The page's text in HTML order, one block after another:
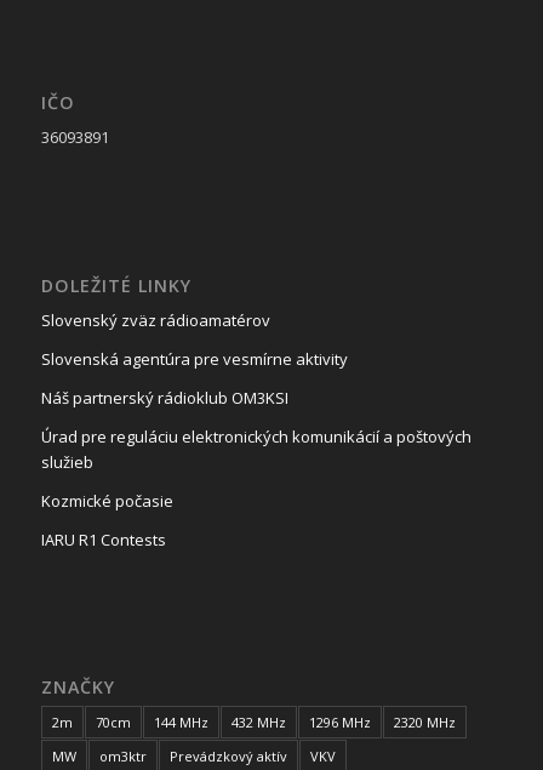
IČO
36093891
DOLEŽITÉ LINKY
Slovenský zväz rádioamatérov
Slovenská agentúra pre vesmírne aktivity
Náš partnerský rádioklub OM3KSI
Úrad pre reguláciu elektronických komunikácií a poštových
služieb
Kozmické počasie
IARU R1 Contests
ZNAČKY
2m 70cm 144 MHz 432 MHz 1296 MHz
2320 MHz
MW
om3ktr Prevádzkový aktív VKV